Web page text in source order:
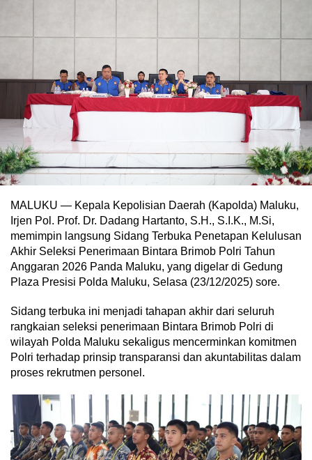
MALUKU — Kepala Kepolisian Daerah (Kapolda) Maluku,
Irjen Pol. Prof. Dr. Dadang Hartanto, S.H., S.I.K., M.Si,
memimpin langsung Sidang Terbuka Penetapan Kelulusan
Akhir Seleksi Penerimaan Bintara Brimob Polri Tahun
Anggaran 2026 Panda Maluku, yang digelar di Gedung
Plaza Presisi Polda Maluku, Selasa (23/12/2025) sore.
Sidang terbuka ini menjadi tahapan akhir dari seluruh
rangkaian seleksi penerimaan Bintara Brimob Polri di
wilayah Polda Maluku sekaligus mencerminkan komitmen
Polri terhadap prinsip transparansi dan akuntabilitas dalam
proses rekrutmen personel.